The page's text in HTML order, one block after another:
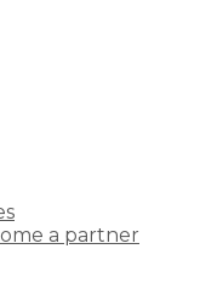
a partner